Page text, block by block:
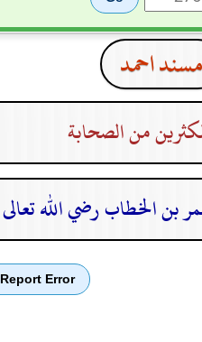
مسند احمد
من الصحابة
Report Error